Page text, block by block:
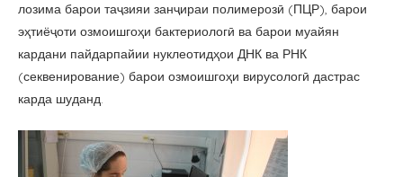
лозима барои таҷзияи занҷираи полимерозӣ (ПЦР), барои
эҳтиёҷоти озмоишгоҳи бактериологӣ ва барои муайян
кардани пайдарпайии нуклеотидҳои ДНК ва РНК
(секвенирование) барои озмоишгоҳи вирусологӣ дастрас
карда шуданд.